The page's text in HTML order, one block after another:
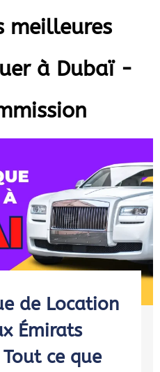
meilleures
à Dubaï -
de Location
Émirats
ce que